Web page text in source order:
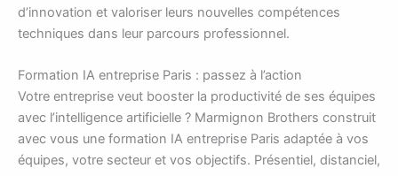
d’innovation et valoriser leurs nouvelles compétences
techniques dans leur parcours professionnel.
Formation IA entreprise Paris : passez à l’action
Votre entreprise veut booster la productivité de ses équipes
avec l’intelligence artificielle ? Marmignon Brothers construit
avec vous une formation IA entreprise Paris adaptée à vos
équipes, votre secteur et vos objectifs. Présentiel, distanciel,